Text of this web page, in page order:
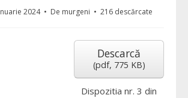
2024 De murgeni 216 descărcate
Descarcă
(pdf, 775 KB)
Dispozitia nr. 3 din